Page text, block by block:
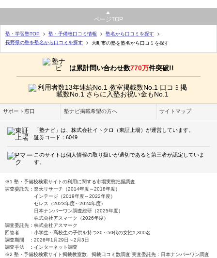
ページTOP
塾・学習塾TOP 塾・予備校口コミ情報
塾名から口コミを探す
長野県の塾を塾名から口コミを探す
大町市の塾を塾名から口コミを探す
は累計問い合わせ数770万件突破!!
サポート窓口 塾ナビ掲載希望の方へ サイトマップ
「塾ナビ」は、株式会社イトクロ（東証上場）が運営しています。
証券コード：6049
このサイトは個人情報の取り扱いが適切であると第三者が認定していま
す。
※1 塾・予備校検索サイトの利用に関する市場実態把握調査
実査委託先：楽天リサーチ（2014年度～2018年度）
インテージ（2019年度～2022年度）
セレス（2023年度～2024年度）
日本ナンバーワン調査総研（2025年度）
株式会社アスマーク（2026年度）
調査委託先：株式会社アスマーク
回答者 ：小学生～高校生の子供を持つ30～50代の女性1,300名
調査期間 ：2026年1月29日～2月3日
調査手法 ：インターネット調査
※2 塾・予備校検索サイト掲載教室数、掲載口コミ数調査 実査委託先：日本ナンバーワン調査